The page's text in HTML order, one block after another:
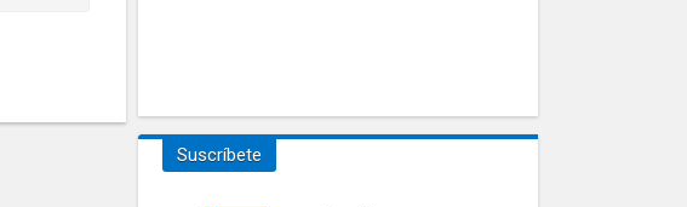
Suscríbete